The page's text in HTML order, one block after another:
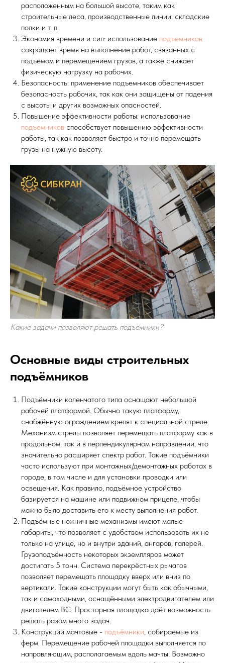
расположенным на большой высоте, таким как
строительные леса, производственные линии, складские
полки и т. п.
Экономия времени и сил: использование подъемников
сокращает время на выполнение работ, связанных с
подъемом и перемещением грузов, а также снижает
физическую нагрузку на рабочих.
Безопасность: применение подъемников обеспечивает
безопасность рабочих, так как они защищены от падения
с высоты и других возможных опасностей.
Повышение эффективности работы: использование
подъемников способствует повышению эффективности
работы, так как позволяет быстро и точно перемещать
грузы на нужную высоту.
Какие задачи позволяют решать подъёмники?
Основные виды строительных
подъёмников
Подъёмники коленчатого типа оснащают небольшой
рабочей платформой. Обычно такую платформу,
снабжённую ограждением крепят к специальной стреле.
Механизм стрелы позволяет перемещать платформу как в
продольном, так и в перпендикулярном направлении, что
значительно расширяет спектр работ. Такие подъёмники
часто используют при монтажных/демонтажных работах в
городе, в том числе и для установки проводки или
освещения. Как правило, подъёмное устройство
базируется на машине или подвижном прицепе, чтобы
можно было доставить его к месту выполнения работ.
Подъёмные ножничные механизмы имеют малые
габариты, что позволяет с удобством использовать их не
только на улице, но и внутри зданий, ангаров, галерей.
Грузоподъёмность некоторых экземпляров может
достигать 5 тонн. Система перекрёстных рычагов
позволяет перемещать площадку вверх или вниз по
вертикали. Такие конструкции могут быть как обычными,
так и самоходными, оснащёнными электродвигателем или
двигателем ВС. Просторная площадка даёт возможность
решать разом много задач.
Конструкции мачтовые - подъёмники , собираемые из
ферм. Перемещение рабочей площадки выполняется по
направляющим, располагаемым вдоль мачты. Возможно